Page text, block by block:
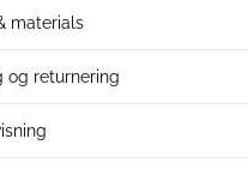
materials
og returnering